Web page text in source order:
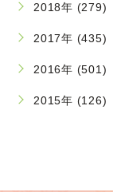
2018年 (279)
2017年 (435)
2016年 (501)
2015年 (126)